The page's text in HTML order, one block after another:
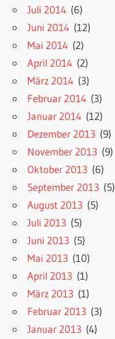
Juli 2014 (6)
Juni 2014 (12)
Mai 2014 (2)
April 2014 (2)
März 2014 (3)
Februar 2014 (3)
Januar 2014 (12)
Dezember 2013 (9)
November 2013 (9)
Oktober 2013 (6)
September 2013 (5)
August 2013 (5)
Juli 2013 (5)
Juni 2013 (5)
Mai 2013 (10)
April 2013 (1)
März 2013 (1)
Februar 2013 (3)
Januar 2013 (4)